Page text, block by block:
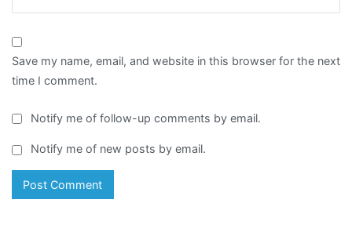
Save my name, email, and website in this browser for the next
time I comment.
Notify me of follow-up comments by email.
Notify me of new posts by email.